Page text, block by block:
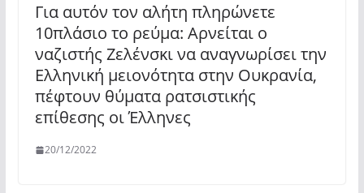
Για αυτόν τον αλήτη πληρώνετε
10πλάσιο το ρεύμα: Αρνείται ο
ναζιστής Ζελένσκι να αναγνωρίσει την
Ελληνική μειονότητα στην Ουκρανία,
πέφτουν θύματα ρατσιστικής
επίθεσης οι Έλληνες
20/12/2022